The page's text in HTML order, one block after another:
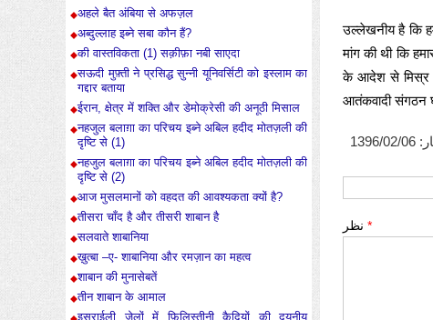
उल्लेखनीय है कि
मांग की थी कि
के आदेश से मिस्र
आतंकवादी संगठन
1396/02/06
*
अहले बैत अंबिया से अफज़ल
अब्दुल्लाह इब्ने सबा कौन हैं?
की वास्तविकता (1) सक़ीफ़ा नबी साएदा
सऊदी मुफ़्ती ने प्रसिद्ध सुन्नी यूनिवर्सिटी को इस्लाम का
गद्दार बताया
ईरान, क्षेत्र में शक्ति और डेमोक्रेसी की अनूठी मिसाल
नहजुल बलाग़ा का परिचय इब्ने अबिल हदीद मोतज़ली की
दृष्टि से (1)
नहजुल बलाग़ा का परिचय इब्ने अबिल हदीद मोतज़ली की
दृष्टि से (2)
आज मुसलमानों को वहदत की आवश्यकता क्यों है?
तीसरा चाँद है और तीसरी शाबान है
सलवाते शाबानिया
ख़ुत्बा –ए- शाबानिया और रमज़ान का महत्व
शाबान की मुनासेबतें
तीन शाबान के आमाल
इस्राईली जेलों में फ़िलिस्तीनी क़ैदियों की दयनीय